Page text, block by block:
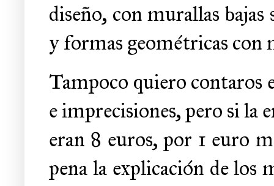
diseño, con murallas bajas
y formas geométricas con
Tampoco quiero contaros
e imprecisiones, pero si la
eran 8 euros, por 1 euro
pena la explicación de los